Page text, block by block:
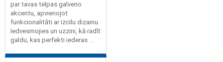
par tavas telpas galveno
akcentu, apvienojot
funkcionalitāti ar izcilu dizainu.
Iedvesmojies un uzzini, kā radīt
galdu, kas perfekti iederas ...